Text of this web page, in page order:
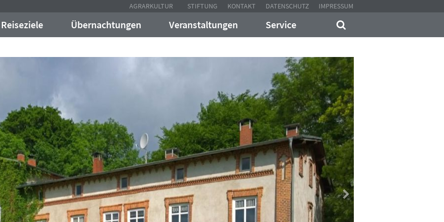
AGRARKULTUR STIFTUNG KONTAKT DATENSCHUTZ IMPRESSUM
Reiseziele Übernachtungen Veranstaltungen Service